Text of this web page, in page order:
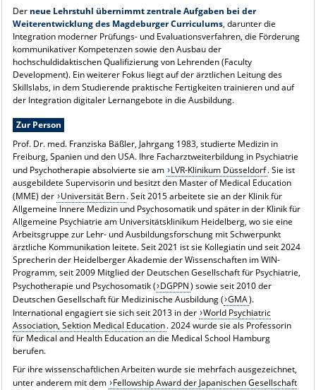
Der neue Lehrstuhl übernimmt zentrale Aufgaben bei der
Weiterentwicklung des Magdeburger Curriculums, darunter die
Integration moderner Prüfungs- und Evaluationsverfahren, die Förderung
kommunikativer Kompetenzen sowie den Ausbau der
hochschuldidaktischen Qualifizierung von Lehrenden (Faculty
Development). Ein weiterer Fokus liegt auf der ärztlichen Leitung des
Skillslabs, in dem Studierende praktische Fertigkeiten trainieren und auf
der Integration digitaler Lernangebote in die Ausbildung.
Zur Person
Prof. Dr. med. Franziska Bäßler, Jahrgang 1983, studierte Medizin in
Freiburg, Spanien und den USA. Ihre Facharztweiterbildung in Psychiatrie
und Psychotherapie absolvierte sie am LVR-Klinikum Düsseldorf. Sie ist
ausgebildete Supervisorin und besitzt den Master of Medical Education
(MME) der Universität Bern. Seit 2015 arbeitete sie an der Klinik für
Allgemeine Innere Medizin und Psychosomatik und später in der Klinik für
Allgemeine Psychiatrie am Universitätsklinikum Heidelberg, wo sie eine
Arbeitsgruppe zur Lehr- und Ausbildungsforschung mit Schwerpunkt
ärztliche Kommunikation leitete. Seit 2021 ist sie Kollegiatin und seit 2024
Sprecherin der Heidelberger Akademie der Wissenschaften im WIN-
Programm, seit 2009 Mitglied der Deutschen Gesellschaft für Psychiatrie,
Psychotherapie und Psychosomatik ( DGPPN) sowie seit 2010 der
Deutschen Gesellschaft für Medizinische Ausbildung ( GMA).
International engagiert sie sich seit 2013 in der World Psychiatric
Association, Sektion Medical Education. 2024 wurde sie als Professorin
für Medical and Health Education an die Medical School Hamburg
berufen.
Für ihre wissenschaftlichen Arbeiten wurde sie mehrfach ausgezeichnet,
unter anderem mit dem Fellowship Award der Japanischen Gesellschaft